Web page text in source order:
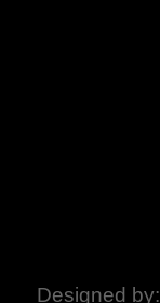
Designed by: